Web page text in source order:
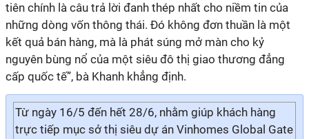
tiên chính là câu trả lời đanh thép nhất cho niềm tin của
những dòng vốn thông thái. Đó không đơn thuần là một
kết quả bán hàng, mà là phát súng mở màn cho kỷ
nguyên bùng nổ của một siêu đô thị giao thương đẳng
cấp quốc tế”, bà Khanh khẳng định.
Từ ngày 16/5 đến hết 28/6, nhằm giúp khách hàng
trực tiếp mục sở thị siêu dự án Vinhomes Global Gate